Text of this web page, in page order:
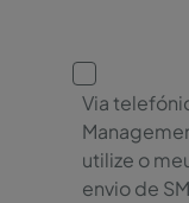
Via
utilize o
envio de